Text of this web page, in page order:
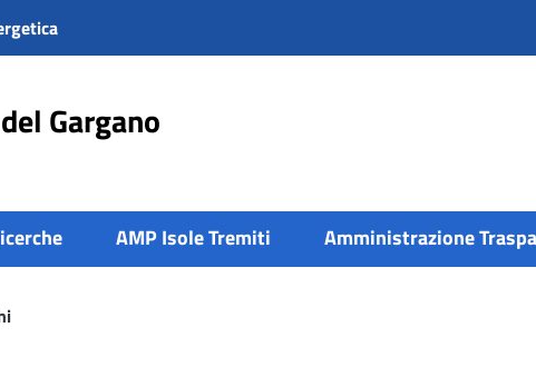
Gargano
AMP Isole Tremiti Amministrazione